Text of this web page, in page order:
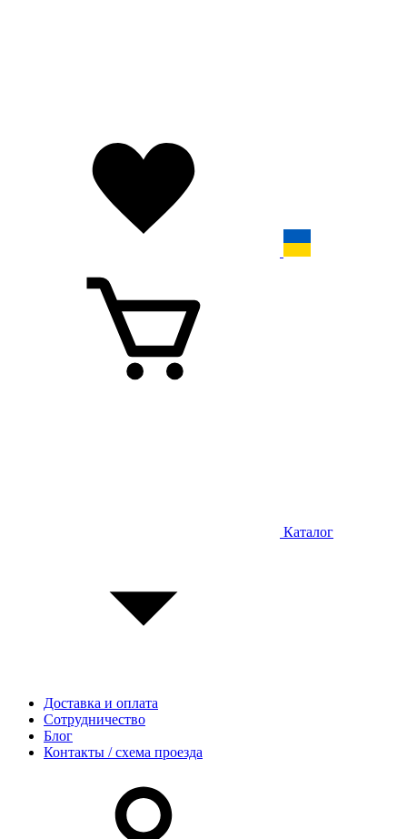
Каталог
Доставка и оплата
Сотрудничество
Блог
Контакты / схема проезда